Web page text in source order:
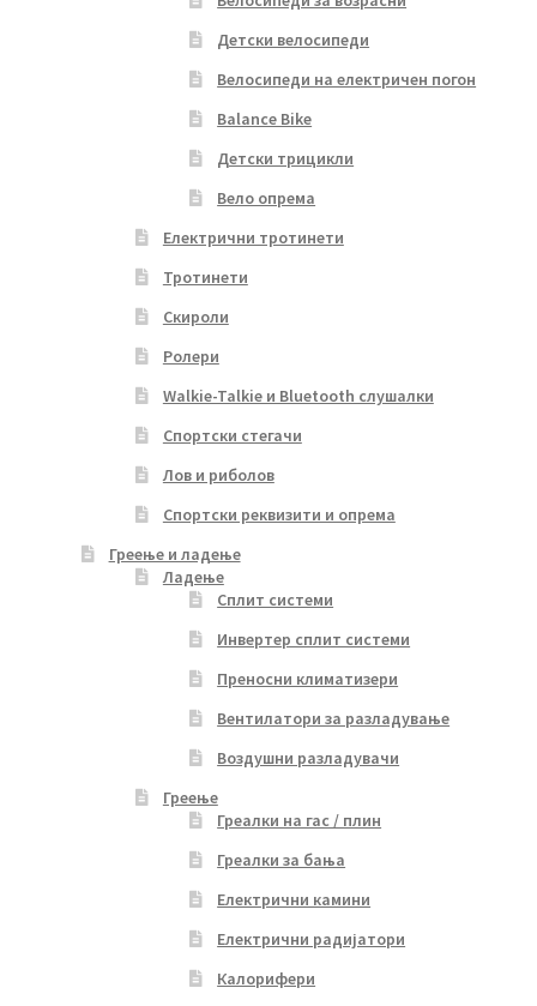
Детски велосипеди
Велосипеди на електричен погон
Balance Bike
Детски трицикли
Вело опрема
Електрични тротинети
Тротинети
Скироли
Ролери
Walkie-Talkie и Bluetooth слушалки
Спортски стегачи
Лов и риболов
Спортски реквизити и опрема
Греење и ладење
Ладење
Сплит системи
Инвертер сплит системи
Преносни климатизери
Вентилатори за разладување
Воздушни разладувачи
Греење
Греалки на гас / плин
Греалки за бања
Електрични камини
Електрични радијатори
Калорифери